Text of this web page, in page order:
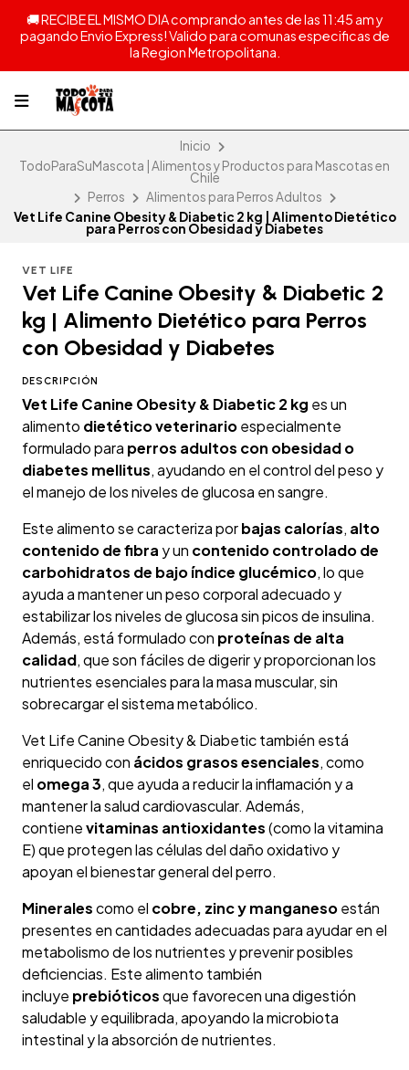
🚚 RECIBE EL MISMO DIA comprando antes de las 11:45 am y
pagando Envio Express! Valido para comunas especificas de
la Region Metropolitana.
Inicio
TodoParaSuMascota | Alimentos y Productos para Mascotas en
Chile
Perros
Alimentos para Perros Adultos
Vet Life Canine Obesity & Diabetic 2 kg | Alimento Dietético
para Perros con Obesidad y Diabetes
VET LIFE
Vet Life Canine Obesity & Diabetic 2
kg | Alimento Dietético para Perros
con Obesidad y Diabetes
DESCRIPCIÓN
Vet Life Canine Obesity & Diabetic 2 kg es un
alimento dietético veterinarioespecialmente
formulado para perros adultos con obesidad o
diabetes mellitus, ayudando en el control del peso y
el manejo de los niveles de glucosa en sangre.
Este alimento se caracteriza porbajas calorías, alto
contenido de fibra y un contenido controlado de
carbohidratos de bajo índice glucémico, lo que
ayuda a mantener un peso corporal adecuado y
estabilizar los niveles de glucosa sin picos de insulina.
Además, está formulado con proteínas de alta
calidad, que son fáciles de digerir y proporcionan los
nutrientes esenciales para la masa muscular, sin
sobrecargar el sistema metabólico.
Vet Life Canine Obesity & Diabetic también está
enriquecido con ácidos grasos esenciales, como
el omega 3, que ayuda a reducir la inflamación y a
mantener la salud cardiovascular. Además,
contienevitaminas antioxidantes(como la vitamina
E) que protegen las células del daño oxidativo y
apoyan el bienestar general del perro.
Mineralescomo el cobre, zinc y manganesoestán
presentes en cantidades adecuadas para ayudar en el
metabolismo de los nutrientes y prevenir posibles
deficiencias. Este alimento también
incluye prebióticosque favorecen una digestión
saludable y equilibrada, apoyando la microbiota
intestinal y la absorción de nutrientes.